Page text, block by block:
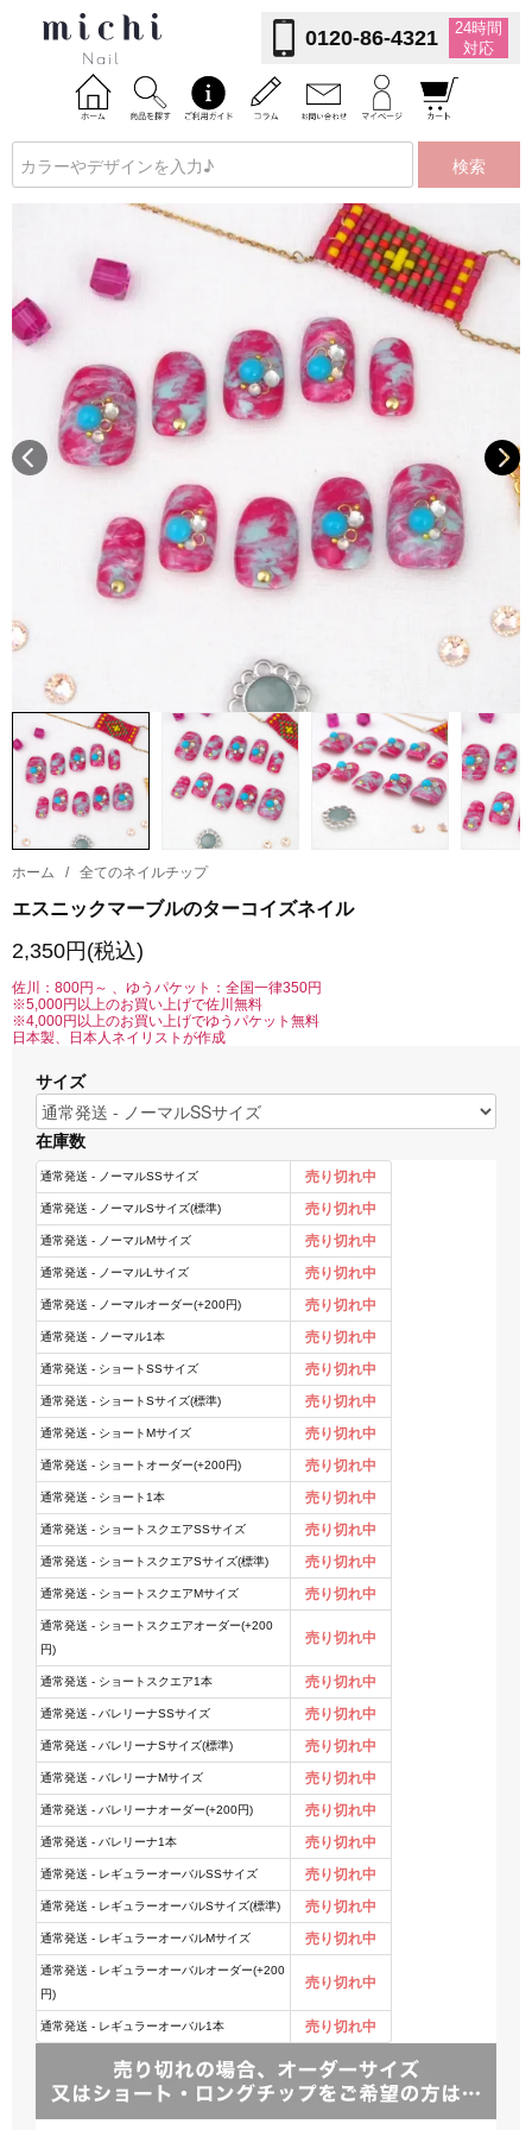
0120-86-4321
24時間
対応
検索
ホーム / 全てのネイルチップ
エスニックマーブルのターコイズネイル
2,350円(税込)
佐川：800円～ 、ゆうパケット：全国一律350円
※5,000円以上のお買い上げで佐川無料
※4,000円以上のお買い上げでゆうパケット無料
日本製、日本人ネイリストが作成
サイズ
在庫数